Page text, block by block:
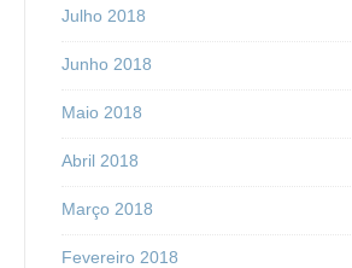
Julho 2018
Junho 2018
Maio 2018
Abril 2018
Março 2018
Fevereiro 2018